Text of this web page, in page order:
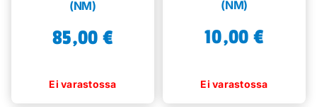
(NM)
85,00 €
(NM)
10,00 €